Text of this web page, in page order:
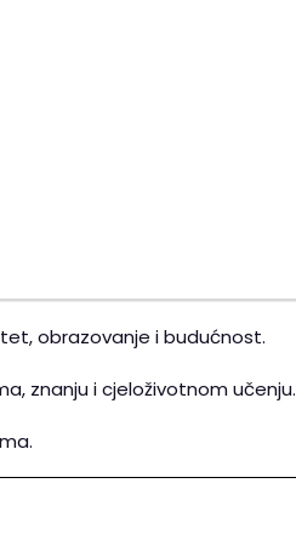
obrazovanje i budućnost.
znanju i cjeloživotnom učenju.